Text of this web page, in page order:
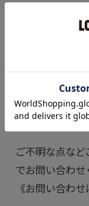
ご不明な点など
でお問い合わせ
《お問い合わせ